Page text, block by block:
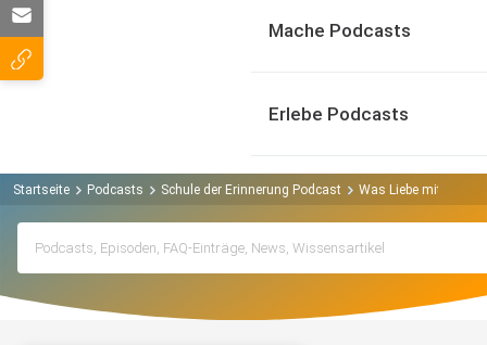
Mache Podcasts
Erlebe Podcasts
Startseite Podcasts Schule der Erinnerung Podcast Was Liebe mit